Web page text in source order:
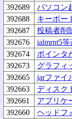
392689
パソコン
392688
キーボー
392687
投稿者削
392676
ialmrnt5
392674
ポインタ
392673
グラフィ
392665
jarファイ
392663
ディスク
392661
アプリケ
392660
ヘッドフ